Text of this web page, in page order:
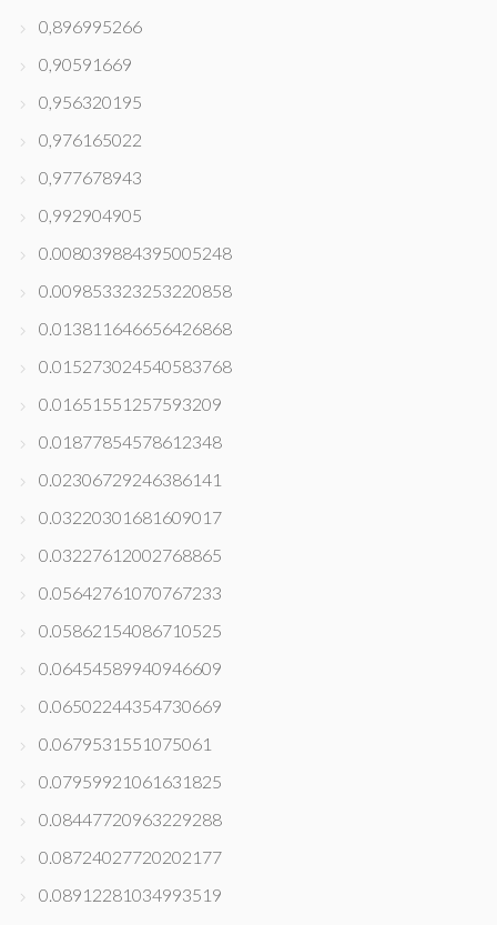
0,896995266
0,90591669
0,956320195
0,976165022
0,977678943
0,992904905
0.008039884395005248
0.009853323253220858
0.013811646656426868
0.015273024540583768
0.01651551257593209
0.01877854578612348
0.02306729246386141
0.03220301681609017
0.03227612002768865
0.05642761070767233
0.05862154086710525
0.06454589940946609
0.06502244354730669
0.0679531551075061
0.07959921061631825
0.08447720963229288
0.08724027720202177
0.08912281034993519